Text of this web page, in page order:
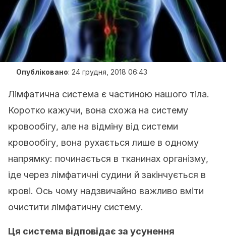
Опубліковано: 24 грудня, 2018 06:43
Лімфатична система є частиною нашого тіла.
Коротко кажучи, вона схожа на систему
кровообігу, але на відміну від системи
кровообігу, вона рухається лише в одному
напрямку: починається в тканинах організму,
іде через лімфатичні судини й закінчується в
крові. Ось чому надзвичайно важливо вміти
очистити лімфатичну систему.
Ця система відповідає за усунення